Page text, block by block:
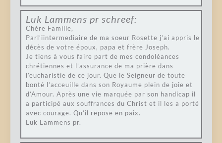
Luk Lammens pr schreef:
Chère Famille,
Parl’iintermediaire de ma soeur Rosette j’ai appris le
décès de votre époux, papa et frère Joseph.
Je tiens à vous faire part de mes condoléances
chrétiennes et l’assurance de ma prière dans
l’eucharistie de ce jour. Que le Seigneur de toute
bonté l’acceuille dans son Royaume plein de joie et
d’Amour. Après une vie marquée par son handicap il
a participé aux souffrances du Christ et il les a porté
avec courage. Qu’il repose en paix.
Luk Lammens pr.